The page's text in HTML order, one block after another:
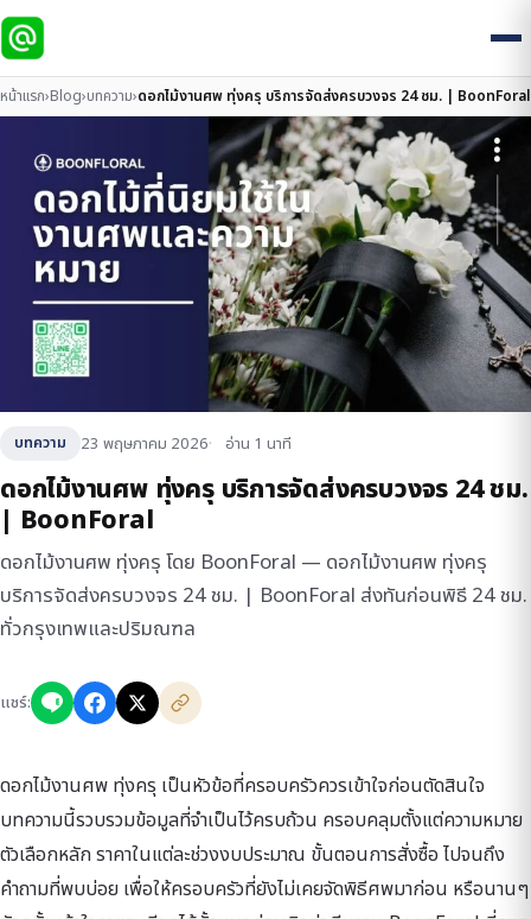
หน้าแรก›Blog›บทความ›ดอกไม้งานศพ ทุ่งครุ บริการจัดส่งครบวงจร 24 ชม. | BoonForal
บทความ 23 พฤษภาคม 2026 อ่าน 1 นาที
ดอกไม้งานศพ ทุ่งครุ บริการจัดส่งครบวงจร 24 ชม.
| BoonForal
ดอกไม้งานศพ ทุ่งครุ โดย BoonForal — ดอกไม้งานศพ ทุ่งครุ
บริการจัดส่งครบวงจร 24 ชม. | BoonForal ส่งทันก่อนพิธี 24 ชม.
ทั่วกรุงเทพและปริมณฑล
แชร์:
ดอกไม้งานศพ ทุ่งครุ เป็นหัวข้อที่ครอบครัวควรเข้าใจก่อนตัดสินใจ
บทความนี้รวบรวมข้อมูลที่จำเป็นไว้ครบถ้วน ครอบคลุมตั้งแต่ความหมาย
ตัวเลือกหลัก ราคาในแต่ละช่วงงบประมาณ ขั้นตอนการสั่งซื้อ ไปจนถึง
คำถามที่พบบ่อย เพื่อให้ครอบครัวที่ยังไม่เคยจัดพิธีศพมาก่อน หรือนานๆ